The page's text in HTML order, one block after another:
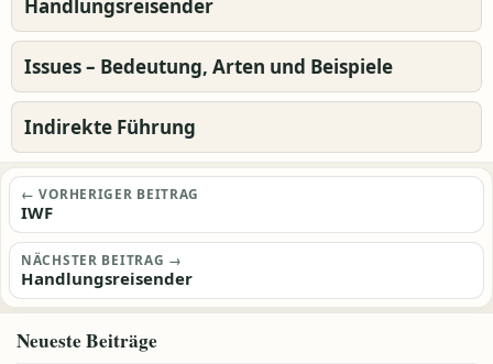
Handlungsreisender
Issues – Bedeutung, Arten und Beispiele
Indirekte Führung
Beitragsnavigation
← VORHERIGER BEITRAG
IWF
NÄCHSTER BEITRAG →
Handlungsreisender
Neueste Beiträge